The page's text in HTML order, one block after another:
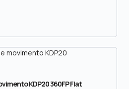
KDP20 360FP Flat